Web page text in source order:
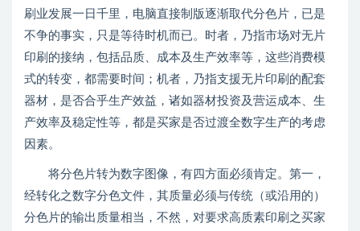
刷业发展一日千里，电脑直接制版逐渐取代分色片，已是
不争的事实，只是等待时机而已。时者，乃指市场对无片
印刷的接纳，包括品质、成本及生产效率等，这些消费模
式的转变，都需要时间；机者，乃指支援无片印刷的配套
器材，是否合乎生产效益，诸如器材投资及营运成本、生
产效率及稳定性等，都是买家是否过渡全数字生产的考虑
因素。
将分色片转为数字图像，有四方面必须肯定。第一，
经转化之数字分色文件，其质量必须与传统（或沿用的）
分色片的输出质量相当，不然，对要求高质素印刷之买家